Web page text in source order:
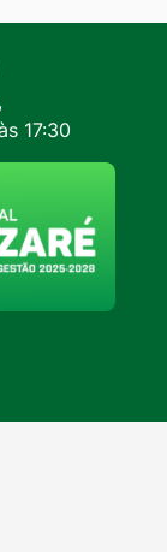
17:30